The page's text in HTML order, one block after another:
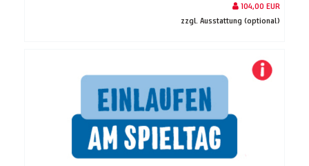
104,00 EUR
zzgl. Ausstattung (optional)